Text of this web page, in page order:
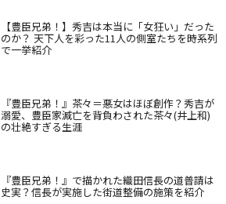
【豊臣兄弟！】秀吉は本当に「女狂い」だった
のか？ 天下人を彩った11人の側室たちを時系列
で一挙紹介
『豊臣兄弟！』茶々＝悪女はほぼ創作？秀吉が
溺愛、豊臣家滅亡を背負わされた茶々(井上和)
の壮絶すぎる生涯
『豊臣兄弟！』で描かれた織田信長の道普請は
史実？信長が実施した街道整備の施策を紹介